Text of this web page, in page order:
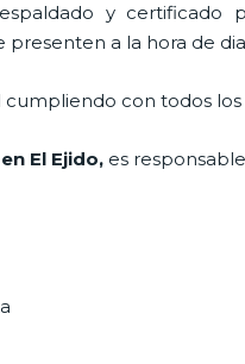
y certificado
presenten a la hora de
cumpliendo con todos
en El Ejido, es